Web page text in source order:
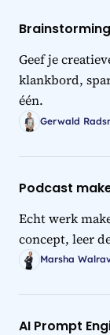
Geef je
klankbord,
één.
Gerwald
Podcast
Echt werk
concept, leer
Marsha
AI Prompt